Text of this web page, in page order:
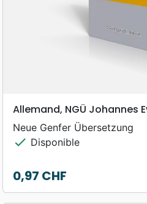
Allemand, NGÜ Johannes
Neue Genfer Übersetzung
check Disponible
Prix
0,97 CHF